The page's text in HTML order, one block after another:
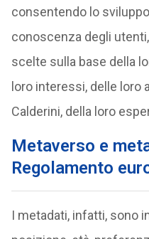
consentendo lo
conoscenza degli
scelte sulla base della
loro interessi, delle loro
Calderini, della loro
Metaverso e
Regolamento
I metadati, infatti, sono